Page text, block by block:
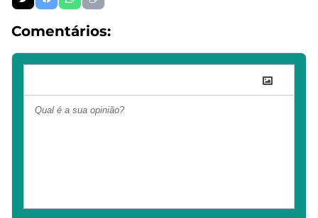
Comentários: